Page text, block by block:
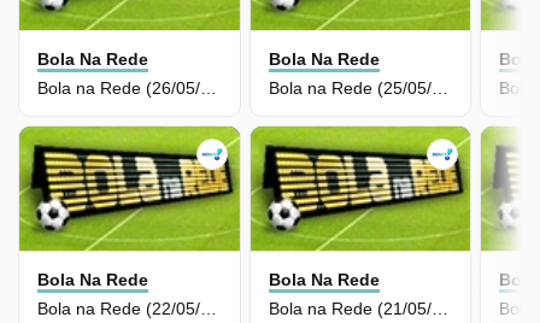
Bola Na Rede
Bola na Rede (26/05/26) | Completo
Bola Na Rede
Bola na Rede (25/05/26) | Completo
Bola Na Rede
Bola Na Rede
Bola na Rede (21/05/26) | Completo
Bola
Bola